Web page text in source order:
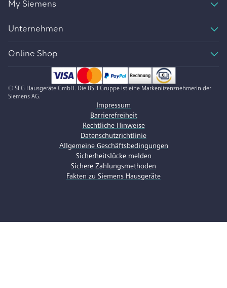
My Siemens
Unternehmen
Online Shop
© SEG Hausgeräte GmbH. Die BSH Gruppe ist eine Markenlizenznehmerin der
Siemens AG.
Impressum
Barrierefreiheit
Rechtliche Hinweise
Datenschutzrichtlinie
Allgemeine Geschäftsbedingungen
Sicherheitslücke melden
Sichere Zahlungsmethoden
Fakten zu Siemens Hausgeräte